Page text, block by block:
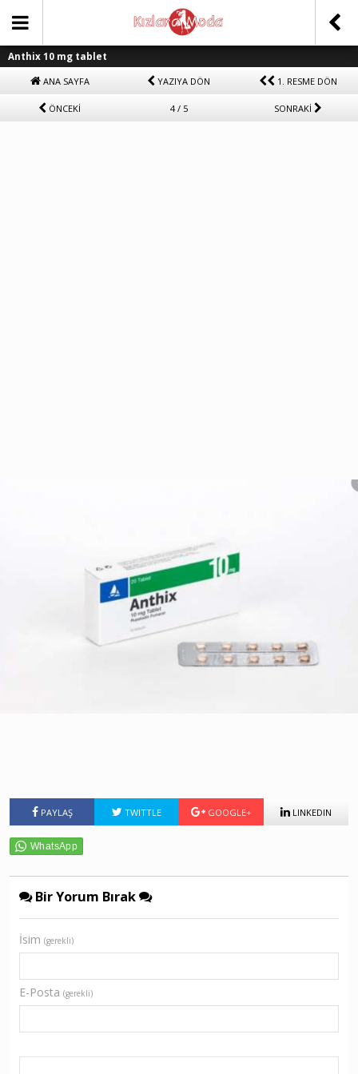
Anthix 10 mg tablet
ANA SAYFA YAZIYA DÖN 1. RESME DÖN
ÖNCEKİ 4 / 5 SONRAKİ
PAYLAŞ TWITTLE GOOGLE+ LINKEDIN
Bir Yorum Bırak
İsim (gerekli)
E-Posta (gerekli)